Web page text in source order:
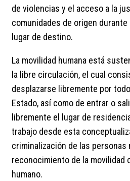
de violencias y el acceso a la
comunidades de origen durante
lugar de destino.
La movilidad humana está
la libre circulación, el cual
desplazarse libremente por
Estado, así como de entrar o
libremente el lugar de
trabajo desde esta
criminalización de las personas
reconocimiento de la movilidad
humano.